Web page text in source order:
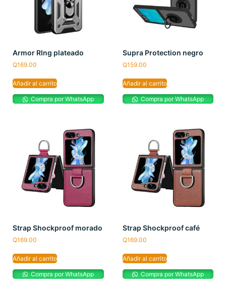
Armor RIng plateado
Q169.00
Añadir al carrito
Compra por WhatsApp
Supra Protection negro
Q159.00
Añadir al carrito
Compra por WhatsApp
Strap Shockproof morado
Q169.00
Añadir al carrito
Compra por WhatsApp
Strap Shockproof café
Q169.00
Añadir al carrito
Compra por WhatsApp